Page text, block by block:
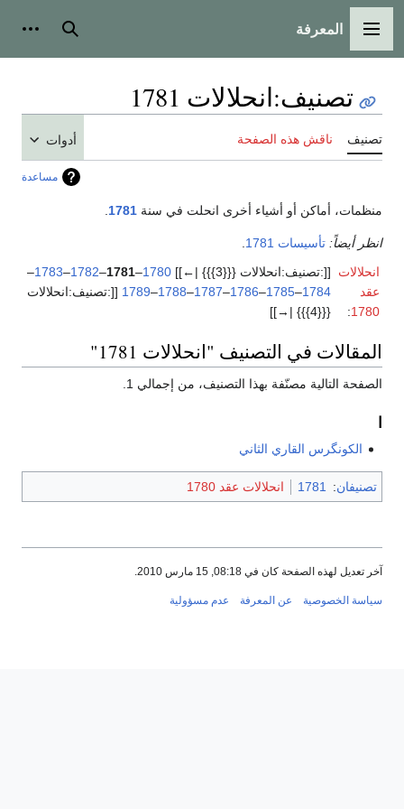
القائمة الرئيسية
المعرفة بحث
تصنيف:انحلالات 1781
تصنيف ناقش هذه الصفحة أدوات
مساعدة
منظمات، أماكن أو أشياء أخرى انحلت في سنة 1781
انظر أيضاً: تأسيسات 1781
انحلالات
عقد
1780
:
[[:تصنيف:انحلالات {{{3}}} |←]] 1780
–
1781
–
1782
–
1783
–
1784
–
1785
–
1786
–
1787
–
1788
–
1789 [[:تصنيف:انحلالات
{{{4}}} |→]]
المقالات في التصنيف "انحلالات 1781"
الصفحة التالية مصنّفة بهذا التصنيف، من إجمالي 1.
الكونگرس القاري الثاني
تصنيفان:
1781 انحلالات عقد 1780
آخر تعديل لهذه الصفحة كان في 08:18, 15 مارس 2010.
سياسة الخصوصية عن المعرفة عدم مسؤولية